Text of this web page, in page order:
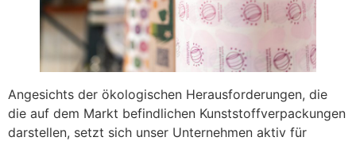
Angesichts der ökologischen Herausforderungen, die
die auf dem Markt befindlichen Kunststoffverpackungen
darstellen, setzt sich unser Unternehmen aktiv für